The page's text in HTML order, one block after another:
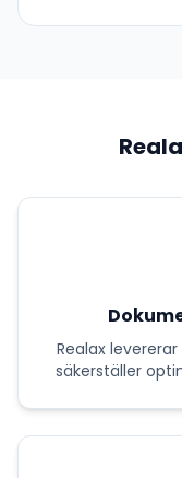
Realaxlevererar
säkerställer